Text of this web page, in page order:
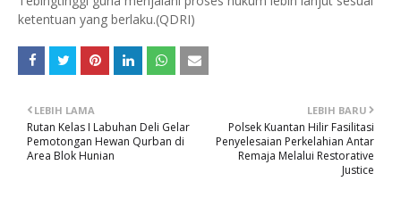
ketentuan yang berlaku.(QDRI)
LEBIH BARU
Polsek Kuantan Hilir Fasilitasi
Penyelesaian Perkelahian Antar
Remaja Melalui Restorative
Justice
LEBIH LAMA
Rutan Kelas I Labuhan Deli Gelar
Pemotongan Hewan Qurban di
Area Blok Hunian